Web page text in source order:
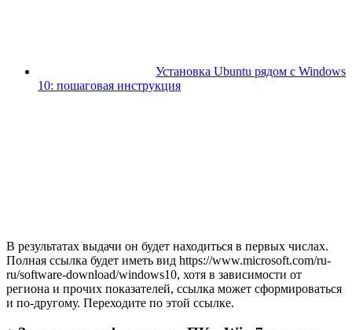
Установка Ubuntu рядом с Windows
10: пошаговая инструкция
В результатах выдачи он будет находиться в первых числах.
Полная ссылка будет иметь вид https://www.microsoft.com/ru-
ru/software-download/windows10, хотя в зависимости от
региона и прочих показателей, ссылка может сформироваться
и по-другому. Переходите по этой ссылке.